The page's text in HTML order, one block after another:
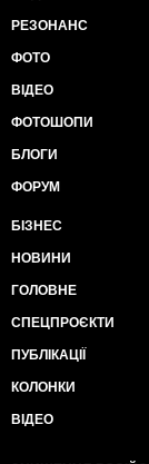
РЕЗОНАНС
ФОТО
ВІДЕО
ФОТОШОПИ
БЛОГИ
ФОРУМ
БІЗНЕС
НОВИНИ
ГОЛОВНЕ
СПЕЦПРОЄКТИ
ПУБЛІКАЦІЇ
КОЛОНКИ
ВІДЕО